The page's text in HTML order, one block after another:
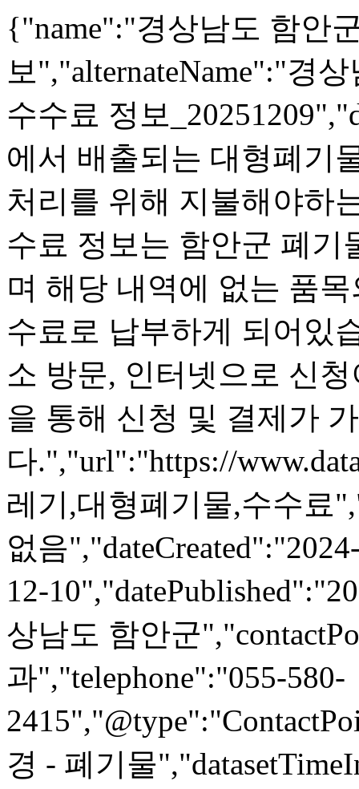
{"name":"경상남도 함안
보","alternateName":"경
수수료 정보
에서 배출되는 대형폐기
처리를 위해 지불해야하
수료 정보는 함안군 폐기
며 해당 내역에 없는 품
수료로 납부하게 되어있
소 방문, 인터넷으로 신
을 통해 신청 및 결제가
다.","url":"https://
레기,대형폐기물,수수료
없음
12-
상남도 함안군
과","telephone":"055-580-
경 - 폐기물